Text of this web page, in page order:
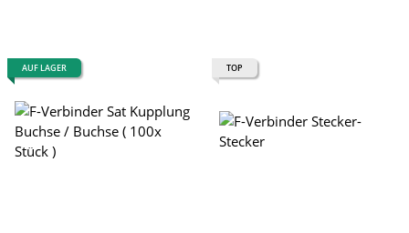
AUF LAGER TOP